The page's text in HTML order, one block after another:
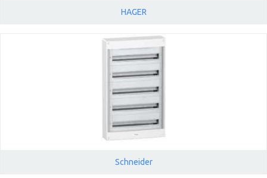
HAGER
Schneider